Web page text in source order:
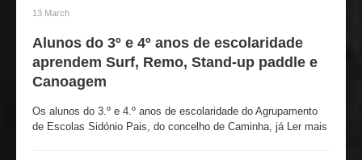
13 March
Alunos do 3º e 4º anos de escolaridade
aprendem Surf, Remo, Stand-up paddle e
Canoagem
Os alunos do 3.º e 4.º anos de escolaridade do Agrupamento
de Escolas Sidónio Pais, do concelho de Caminha, já Ler mais